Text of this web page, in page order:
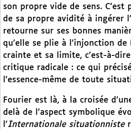
son propre vide de sens.
de sa propre avidité à ingérer
retourne sur ses bonnes
qu’elle se plie à l’injonction
crainte et sa limite, c’est-à-
critique radicale : ce qui
l’essence-même de toute
Fourier est là, à la croisée
delà de l’aspect symbolique
l’Internationale situationniste